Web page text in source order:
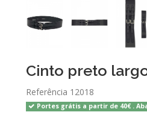
Cinto preto
Referência 12018
Portes grátis a partir de 40€ .